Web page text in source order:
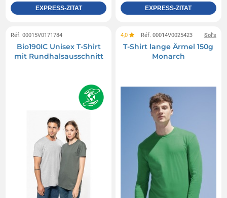
EXPRESS-ZITAT EXPRESS-ZITAT
Réf. 00015V0171784
Bio190IC Unisex T-Shirt
mit Rundhalsausschnitt
Sol's
4,0 Réf. 00014V0025423
T-Shirt lange Ärmel 150g
Monarch